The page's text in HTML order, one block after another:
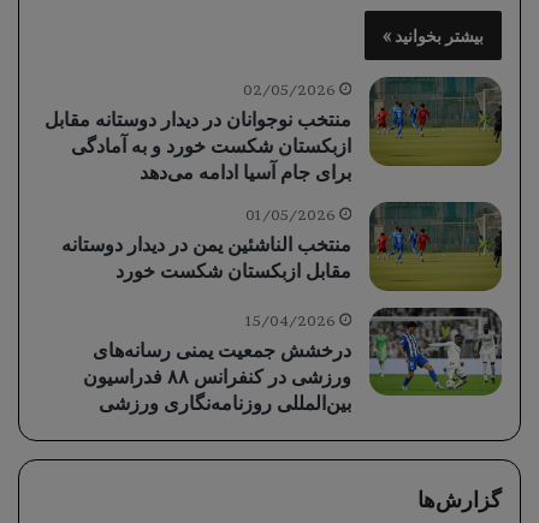
بیشتر بخوانید »
02/05/2026
منتخب نوجوانان در دیدار دوستانه مقابل
ازبکستان شکست خورد و به آمادگی
برای جام آسیا ادامه می‌دهد
01/05/2026
منتخب الناشئين یمن در دیدار دوستانه
مقابل ازبکستان شکست خورد
15/04/2026
درخشش جمعیت یمنی رسانه‌های
ورزشی در کنفرانس ۸۸ فدراسیون
بین‌المللی روزنامه‌نگاری ورزشی
گزارش‌ها